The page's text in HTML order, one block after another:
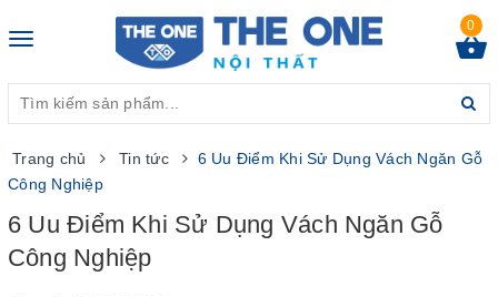
Toggle
0
Trang chủ Tin tức
6 Uu Điểm Khi Sử Dụng Vách Ngăn Gỗ
Công Nghiệp
6 Uu Điểm Khi Sử Dụng Vách Ngăn Gỗ
Công Nghiệp